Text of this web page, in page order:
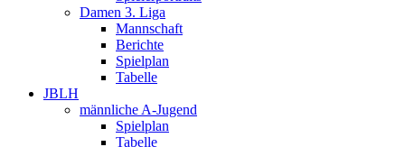
Damen 3. Liga
Mannschaft
Berichte
Spielplan
Tabelle
JBLH
männliche A-Jugend
Spielplan
Tabelle